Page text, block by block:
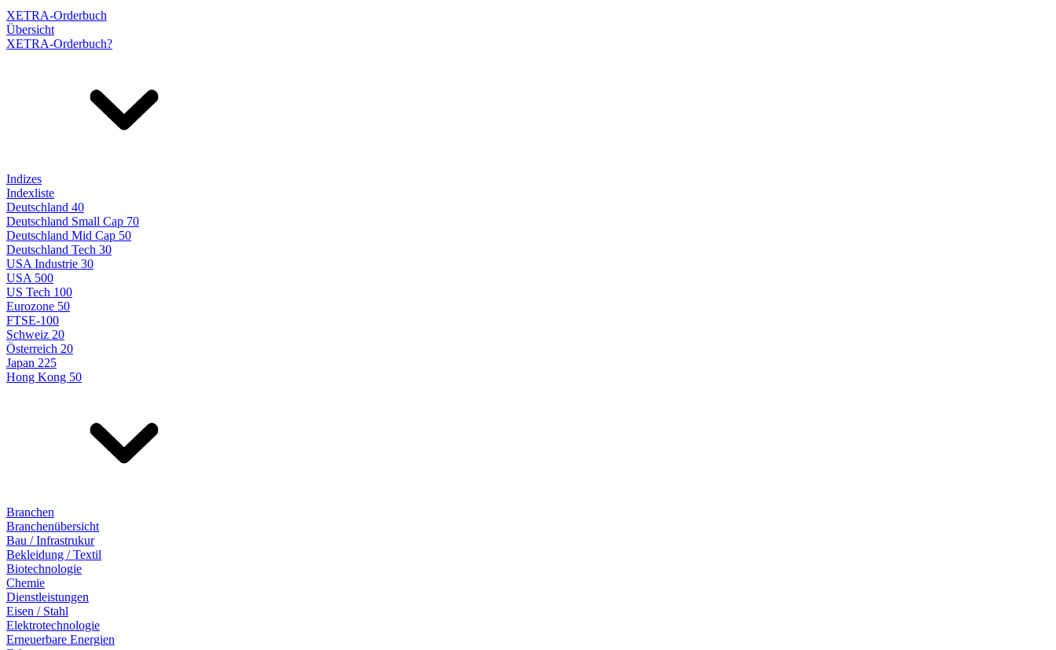
XETRA-Orderbuch
Übersicht
XETRA-Orderbuch?
Indizes
Indexliste
Deutschland 40
Deutschland Small Cap 70
Deutschland Mid Cap 50
Deutschland Tech 30
USA Industrie 30
USA 500
US Tech 100
Eurozone 50
FTSE-100
Schweiz 20
Österreich 20
Japan 225
Hong Kong 50
Branchen
Branchenübersicht
Bau / Infrastrukur
Bekleidung / Textil
Biotechnologie
Chemie
Dienstleistungen
Eisen / Stahl
Elektrotechnologie
Erneuerbare Energien